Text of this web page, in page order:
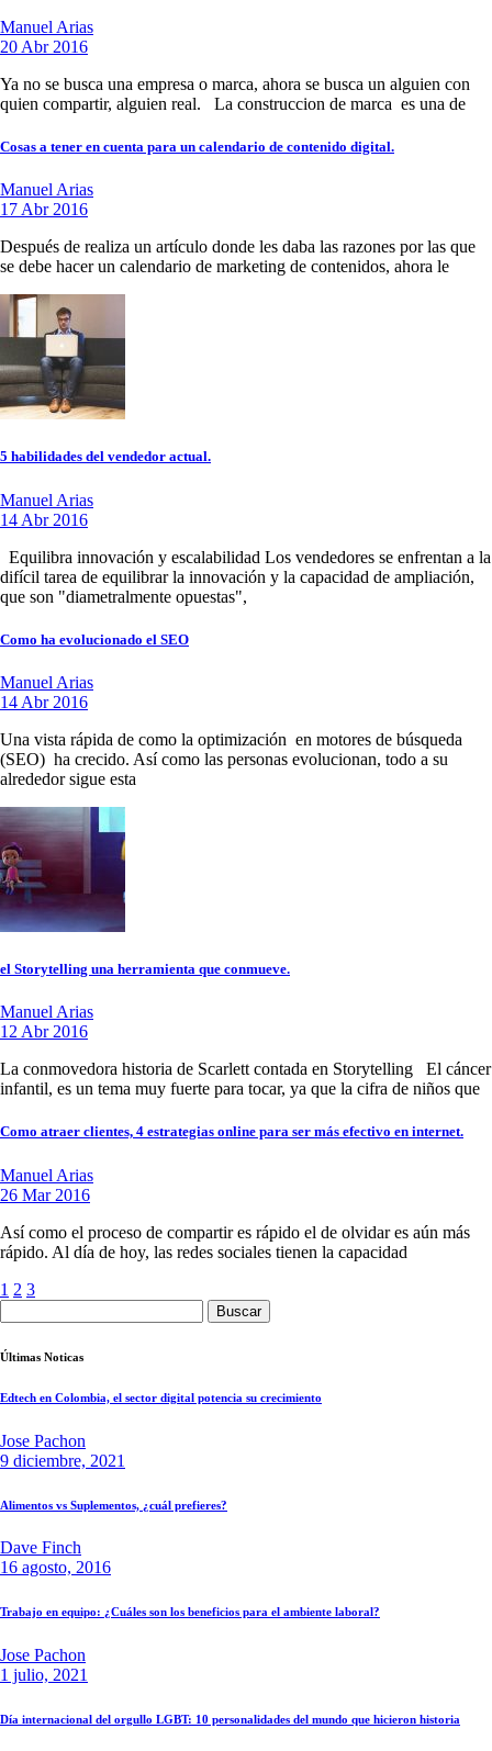
Manuel Arias
20 Abr 2016
Ya no se busca una empresa o marca, ahora se busca un alguien con
quien compartir, alguien real. La construccion de marca es una de
Cosas a tener en cuenta para un calendario de contenido digital.
Manuel Arias
17 Abr 2016
Después de realiza un artículo donde les daba las razones por las que
se debe hacer un calendario de marketing de contenidos, ahora le
5 habilidades del vendedor actual.
Manuel Arias
14 Abr 2016
Equilibra innovación y escalabilidad Los vendedores se enfrentan a la
difícil tarea de equilibrar la innovación y la capacidad de ampliación,
que son "diametralmente opuestas",
Como ha evolucionado el SEO
Manuel Arias
14 Abr 2016
Una vista rápida de como la optimización en motores de búsqueda
(SEO) ha crecido. Así como las personas evolucionan, todo a su
alrededor sigue esta
el Storytelling una herramienta que conmueve.
Manuel Arias
12 Abr 2016
La conmovedora historia de Scarlett contada en Storytelling El cáncer
infantil, es un tema muy fuerte para tocar, ya que la cifra de niños que
Como atraer clientes, 4 estrategias online para ser más efectivo en internet.
Manuel Arias
26 Mar 2016
Así como el proceso de compartir es rápido el de olvidar es aún más
rápido. Al día de hoy, las redes sociales tienen la capacidad
1 2 3
Últimas Noticas
Edtech en Colombia, el sector digital potencia su crecimiento
Jose Pachon
9 diciembre, 2021
Alimentos vs Suplementos, ¿cuál prefieres?
Dave Finch
16 agosto, 2016
Trabajo en equipo: ¿Cuáles son los beneficios para el ambiente laboral?
Jose Pachon
1 julio, 2021
Día internacional del orgullo LGBT: 10 personalidades del mundo que hicieron historia